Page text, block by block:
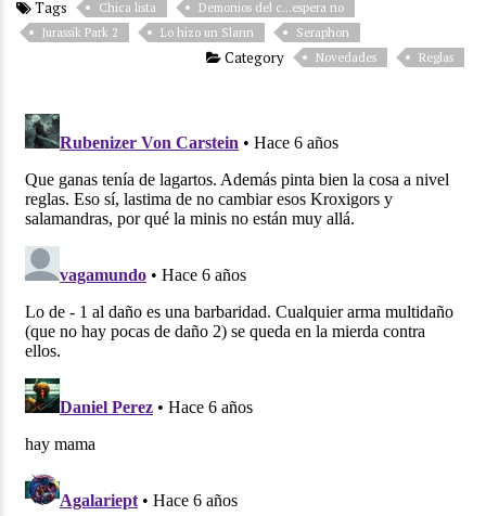
Tags Chica lista
Demonios del c...espera no
Jurassik Park 2
Lo hizo un Slann Seraphon
Category Novedades Reglas